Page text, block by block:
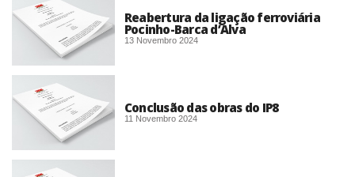
Reabertura da ligação ferroviária
Pocinho-Barca d’Alva
13 Novembro 2024
Conclusão das obras do IP8
11 Novembro 2024